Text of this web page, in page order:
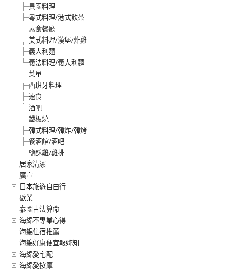
異國料理
粵式料理/港式飲茶
素食餐廳
美式料理/漢堡/炸雞
義大利麵
義法料理/義大利麵
菜單
西班牙料理
速食
酒吧
鐵板燒
韓式料理/韓炸/韓烤
餐酒館/酒吧
鹽酥雞/雞排
居家清潔
廣宣
日本旅遊自由行
歇業
泰國古法算命
海綿不專業心得
海綿住宿推薦
海綿好康便宜報妳知
海綿愛宅配
海綿愛按摩